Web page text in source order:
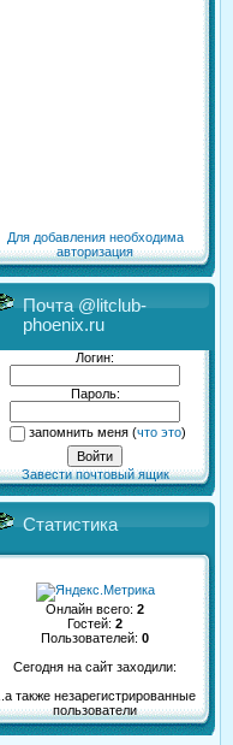
Для добавления необходима
авторизация
Почта @litclub-
phoenix.ru
Логин:
Пароль:
запомнить меня(что это)
Завести почтовый ящик
Статистика
Онлайн всего: 2
Гостей: 2
Пользователей: 0
Сегодня на сайт заходили:
...а также незарегистрированные
пользователи